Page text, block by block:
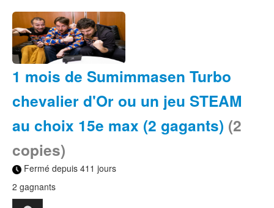
1 mois de Sumimmasen Turbo
chevalier d'Or ou un jeu STEAM
au choix 15e max (2 gagants) (2
copies)
Fermé depuis 411 jours
2 gagnants